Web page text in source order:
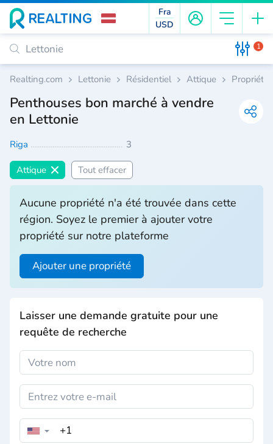
Fra
USD
1
Realting.com Lettonie Résidentiel Attique Propriété
Penthouses bon marché à vendre
en Lettonie
Riga 3
Attique Tout effacer
Aucune propriété n'a été trouvée dans cette
région. Soyez le premier à ajouter votre
propriété sur notre plateforme
Ajouter une propriété
Laisser une demande gratuite pour une
requête de recherche
▼